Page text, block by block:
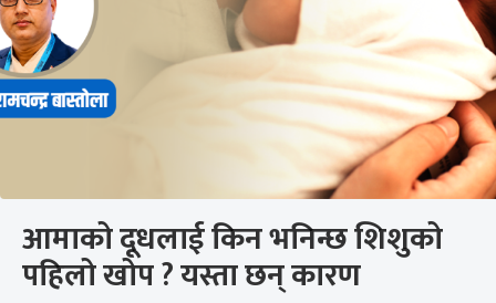
आमाको दूधलाई किन भनिन्छ शिशुको
पहिलो खोप ? यस्ता छन् कारण